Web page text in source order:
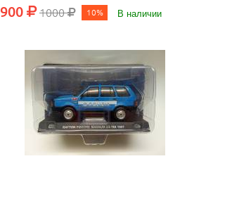
900 1000 10% В наличии